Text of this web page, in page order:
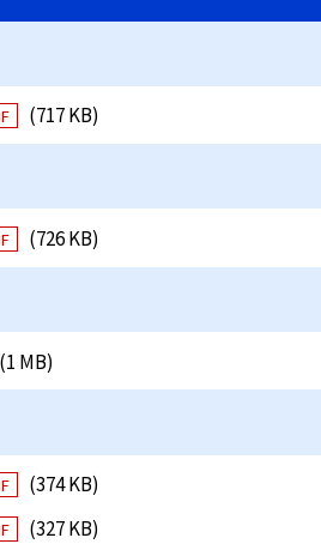
(717 KB)
(726 KB)
(1 MB)
(374 KB)
(327 KB)